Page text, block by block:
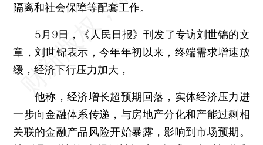
隔离和社会保障等配套工作。
5月9日，《人民日报》刊发了专访刘世锦的文
章，刘世锦表示，今年年初以来，终端需求增速放
缓，经济下行压力加大，
他称，经济增长超预期回落，实体经济压力进
一步向金融体系传递，与房地产分化和产能过剩相
关联的金融产品风险开始暴露，影响到市场预期。